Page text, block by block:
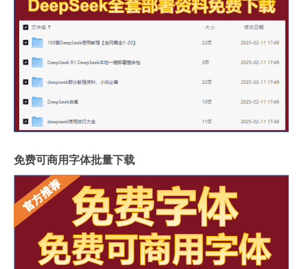
免费可商用字体批量下载